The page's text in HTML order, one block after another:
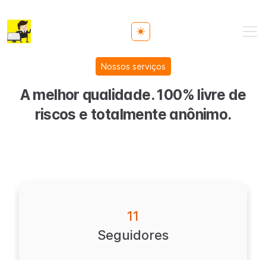
Toggle theme
Nossos serviços
A melhor qualidade. 100% livre de
riscos e totalmente anônimo.
11
Seguidores